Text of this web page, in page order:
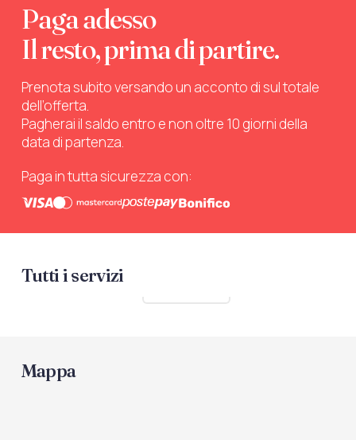
Paga adesso
Il resto, prima di partire.
Prenota subito versando un acconto di sul totale
dell’offerta.
Pagherai il saldo entro e non oltre 10 giorni della
data di partenza.
Paga in tutta sicurezza con:
Tutti i servizi
Mappa